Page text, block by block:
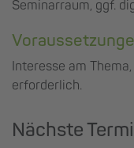
Seminarraum, ggf.
Interesse am
erforderlich.
Nächste